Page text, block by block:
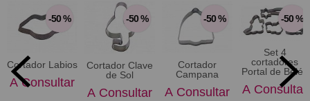
-50 %
Cortador Labios
A Consultar
-50 %
Cortador Clave
de Sol
A Consultar
-50 %
Cortador
Campana
A Consultar
-50 %
Set 4
cortadores
Portal de Belén
A Consultar